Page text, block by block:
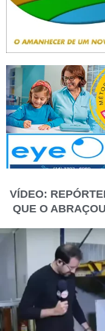
VÍDEO:
QUE O